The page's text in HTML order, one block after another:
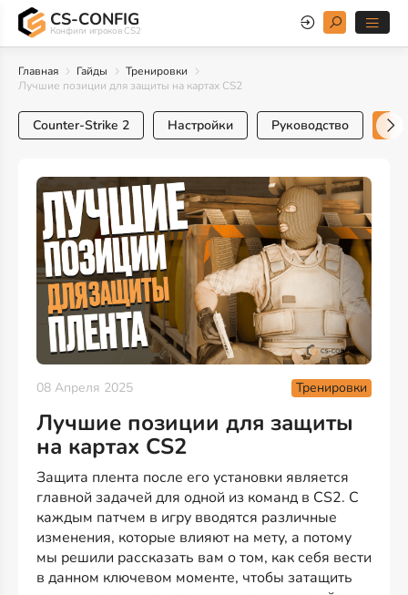
CS-CONFIG
Конфиги игроков CS2
Главная Гайды
Тренировки
Лучшие позиции для защиты на картах CS2
Counter-Strike 2 Настройки Руководство
08 Апреля 2025 Тренировки
Лучшие позиции для защиты
на картах CS2
Защита плента после его установки является
главной задачей для одной из команд в CS2. С
каждым патчем в игру вводятся различные
изменения, которые влияют на мету, а потому
мы решили рассказать вам о том, как себя вести
в данном ключевом моменте, чтобы затащить